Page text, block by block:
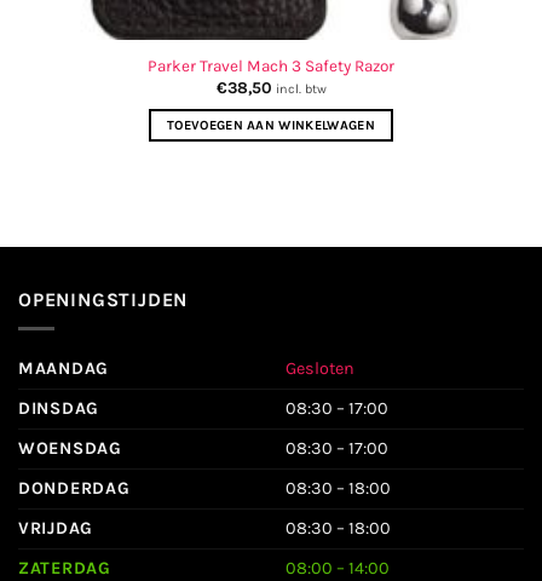
Parker Travel Mach 3 Safety Razor
€38,50 incl. btw
TOEVOEGEN AAN WINKELWAGEN
OPENINGSTIJDEN
MAANDAG
Gesloten
DINSDAG
08:30 – 17:00
WOENSDAG
08:30 – 17:00
DONDERDAG
08:30 – 18:00
VRIJDAG
08:30 – 18:00
ZATERDAG
08:00 – 14:00